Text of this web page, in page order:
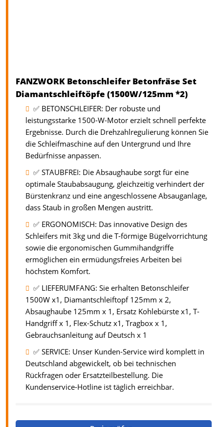
FANZWORK Betonschleifer Betonfräse Set
Diamantschleiftöpfe (1500W/125mm *2)
✅ BETONSCHLEIFER: Der robuste und
leistungsstarke 1500-W-Motor erzielt schnell perfekte
Ergebnisse. Durch die Drehzahlregulierung können Sie
die Schleifmaschine auf den Untergrund und Ihre
Bedürfnisse anpassen.
✅ STAUBFREI: Die Absaughaube sorgt für eine
optimale Staubabsaugung, gleichzeitig verhindert der
Bürstenkranz und eine angeschlossene Absauganlage,
dass Staub in großen Mengen austritt.
✅ ERGONOMISCH: Das innovative Design des
Schleifers mit 3kg und die T-förmige Bügelvorrichtung
sowie die ergonomischen Gummihandgriffe
ermöglichen ein ermüdungsfreies Arbeiten bei
höchstem Komfort.
✅ LIEFERUMFANG: Sie erhalten Betonschleifer
1500W x1, Diamantschleiftopf 125mm x 2,
Absaughaube 125mm x 1, Ersatz Kohlebürste x1, T-
Handgriff x 1, Flex-Schutz x1, Tragbox x 1,
Gebrauchsanleitung auf Deutsch x 1
✅ SERVICE: Unser Kunden-Service wird komplett in
Deutschland abgewickelt, ob bei technischen
Rückfragen oder Ersatzteilbestellung. Die
Kundenservice-Hotline ist täglich erreichbar.